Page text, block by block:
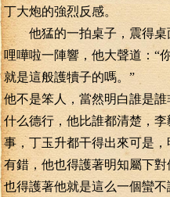
丁大炮的強烈反感。
他猛的一拍桌子，震得桌
哩嘩啦一陣響，他大聲道：“
就是這般護犢子的嗎。”
他不是笨人，當然明白誰是
什么德行，他比誰都清楚，
事，丁玉升都干得出來可是
有錯，他也得護著明知屬下
也得護著他就是這么一個